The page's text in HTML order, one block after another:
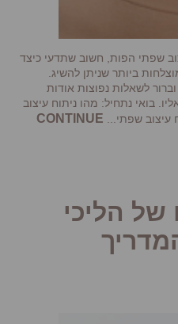
שפתי הפות, חשוב שתדעי כיצד
ביותר שניתן להשיג.
לשאלות נפוצות אודות
בואי נתחיל: מהו ניתוח עיצוב
עיצוב שפתי... CONTINUE
של הליכי